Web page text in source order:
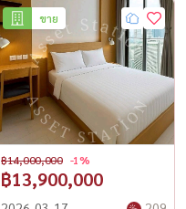
ขาย
฿13,900,000
฿14,000,000 -1%